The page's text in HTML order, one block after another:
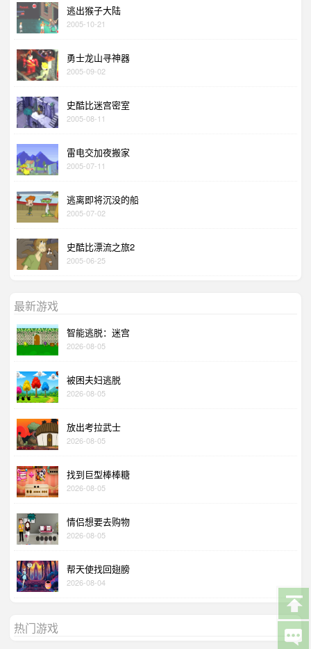
逃出猴子大陆
2005-10-21
勇士龙山寻神器
2005-09-02
史酷比迷宫密室
2005-08-11
雷电交加夜搬家
2005-07-11
逃离即将沉没的船
2005-07-02
史酷比漂流之旅2
2005-06-25
最新游戏
智能逃脱：迷宫
2026-08-05
被困夫妇逃脱
2026-08-05
放出考拉武士
2026-08-05
找到巨型棒棒糖
2026-08-05
情侣想要去购物
2026-08-05
帮天使找回翅膀
2026-08-04
热门游戏